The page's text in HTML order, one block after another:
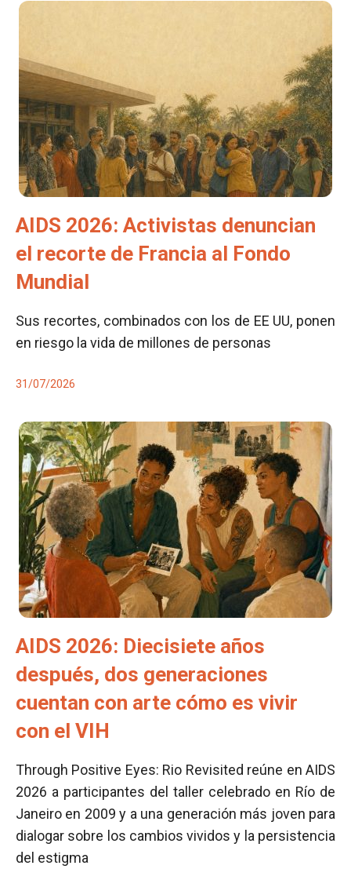
AIDS 2026: Activistas denuncian
el recorte de Francia al Fondo
Mundial
Sus recortes, combinados con los de EE UU, ponen
en riesgo la vida de millones de personas
31/07/2026
AIDS 2026: Diecisiete años
después, dos generaciones
cuentan con arte cómo es vivir
con el VIH
Through Positive Eyes: Rio Revisited reúne en AIDS
2026 a participantes del taller celebrado en Río de
Janeiro en 2009 y a una generación más joven para
dialogar sobre los cambios vividos y la persistencia
del estigma